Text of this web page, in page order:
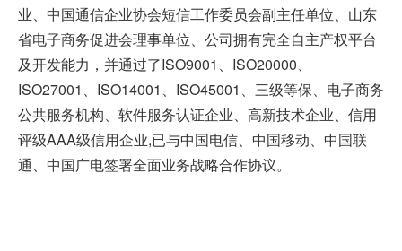
业、中国通信企业协会短信工作委员会副主任单位、山东
省电子商务促进会理事单位、公司拥有完全自主产权平台
及开发能力，并通过了ISO9001、ISO20000、
ISO27001、ISO14001、ISO45001、三级等保、电子商务
公共服务机构、软件服务认证企业、高新技术企业、信用
评级AAA级信用企业,已与中国电信、中国移动、中国联
通、中国广电签署全面业务战略合作协议。